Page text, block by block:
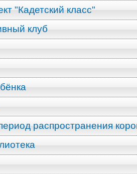
"Кадетский класс"
клуб
распространения